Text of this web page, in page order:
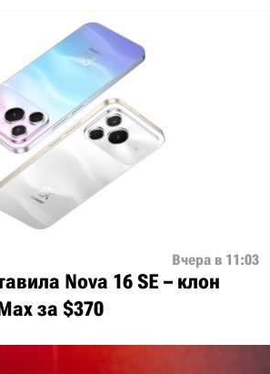
Вчера в 11:03
Nova 16 SE – клон
за $370